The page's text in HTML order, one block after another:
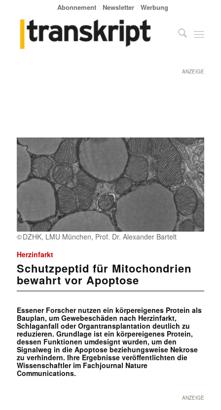
Abonnement Newsletter Werbung
ANZEIGE
DZHK, LMU München, Prof. Dr. Alexander Bartelt
Herzinfarkt
Schutzpeptid für Mitochondrien
bewahrt vor Apoptose
Essener Forscher nutzen ein körpereigenes Protein als
Bauplan, um Gewebeschäden nach Herzinfarkt,
Schlaganfall oder Organtransplantation deutlich zu
reduzieren. Grundlage ist ein körpereigenes Protein,
dessen Funktionen umdesignt wurden, um den
Signalweg in die Apoptose beziehungsweise Nekrose
zu verhindern. Ihre Ergebnisse veröffentlichten die
Wissenschaftler im Fachjournal Nature
Communications.
ANZEIGE